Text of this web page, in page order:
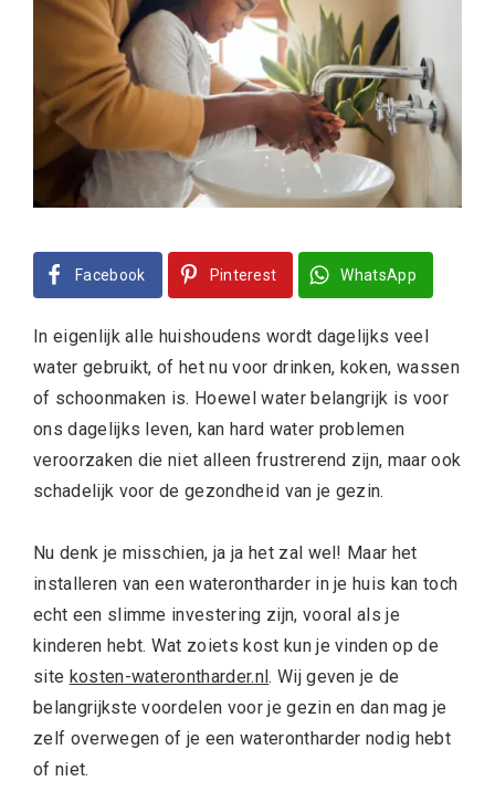
Facebook Pinterest WhatsApp
In eigenlijk alle huishoudens wordt dagelijks veel
water gebruikt, of het nu voor drinken, koken, wassen
of schoonmaken is. Hoewel water belangrijk is voor
ons dagelijks leven, kan hard water problemen
veroorzaken die niet alleen frustrerend zijn, maar ook
schadelijk voor de gezondheid van je gezin.
Nu denk je misschien, ja ja het zal wel! Maar het
installeren van een waterontharder in je huis kan toch
echt een slimme investering zijn, vooral als je
kinderen hebt. Wat zoiets kost kun je vinden op de
site kosten-waterontharder.nl. Wij geven je de
belangrijkste voordelen voor je gezin en dan mag je
zelf overwegen of je een waterontharder nodig hebt
of niet.